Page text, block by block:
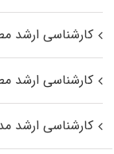
کارشناسی ارشد
کارشناسی ارشد
کارشناسی ارشد